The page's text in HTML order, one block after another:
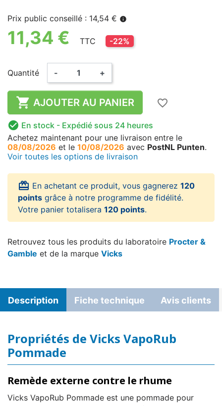
Prix public conseillé : 14,54 € info
11,34 € TTC -22%
Quantité - +
 AJOUTER AU PANIER
favorite_border
 En stock - Expédié sous 24 heures
Achetez maintenant pour une livraison entre le
08/08/2026 et le 10/08/2026 avec PostNL Punten.
Voir toutes les options de livraison
card_giftcard En achetant ce produit, vous gagnerez 120
points grâce à notre programme de fidélité.
Votre panier totalisera 120 points.
Retrouvez tous les produits du laboratoire Procter &
Gamble et de la marque Vicks
Description Fiche technique Avis clients
Propriétés de Vicks VapoRub
Pommade
Remède externe contre le rhume
Vicks VapoRub Pommade est une pommade pour